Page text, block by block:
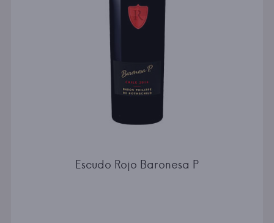
Escudo Rojo Baronesa P